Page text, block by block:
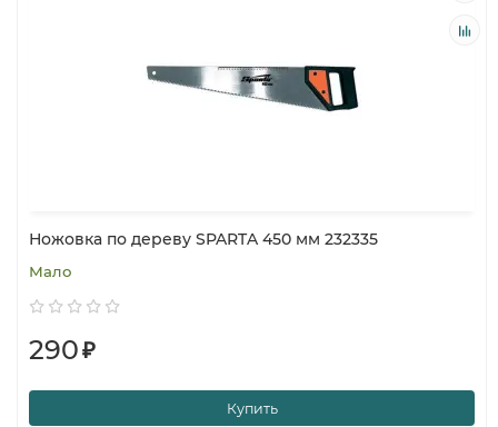
Ножовка по дереву SPARTA 450 мм 232335
Мало
290₽
Купить